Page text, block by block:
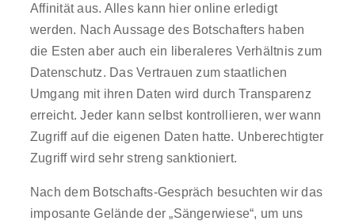
Affinität aus. Alles kann hier online erledigt
werden. Nach Aussage des Botschafters haben
die Esten aber auch ein liberaleres Verhältnis zum
Datenschutz. Das Vertrauen zum staatlichen
Umgang mit ihren Daten wird durch Transparenz
erreicht. Jeder kann selbst kontrollieren, wer wann
Zugriff auf die eigenen Daten hatte. Unberechtigter
Zugriff wird sehr streng sanktioniert.
Nach dem Botschafts-Gespräch besuchten wir das
imposante Gelände der „Sängerwiese“, um uns